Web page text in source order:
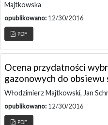
Majtkowska
opublikowano: 12/30/2016
PDF
Ocena przydatności
gazonowych do obsiewu
Włodzimierz Majtkowski, Jan
opublikowano: 12/30/2016
PDF